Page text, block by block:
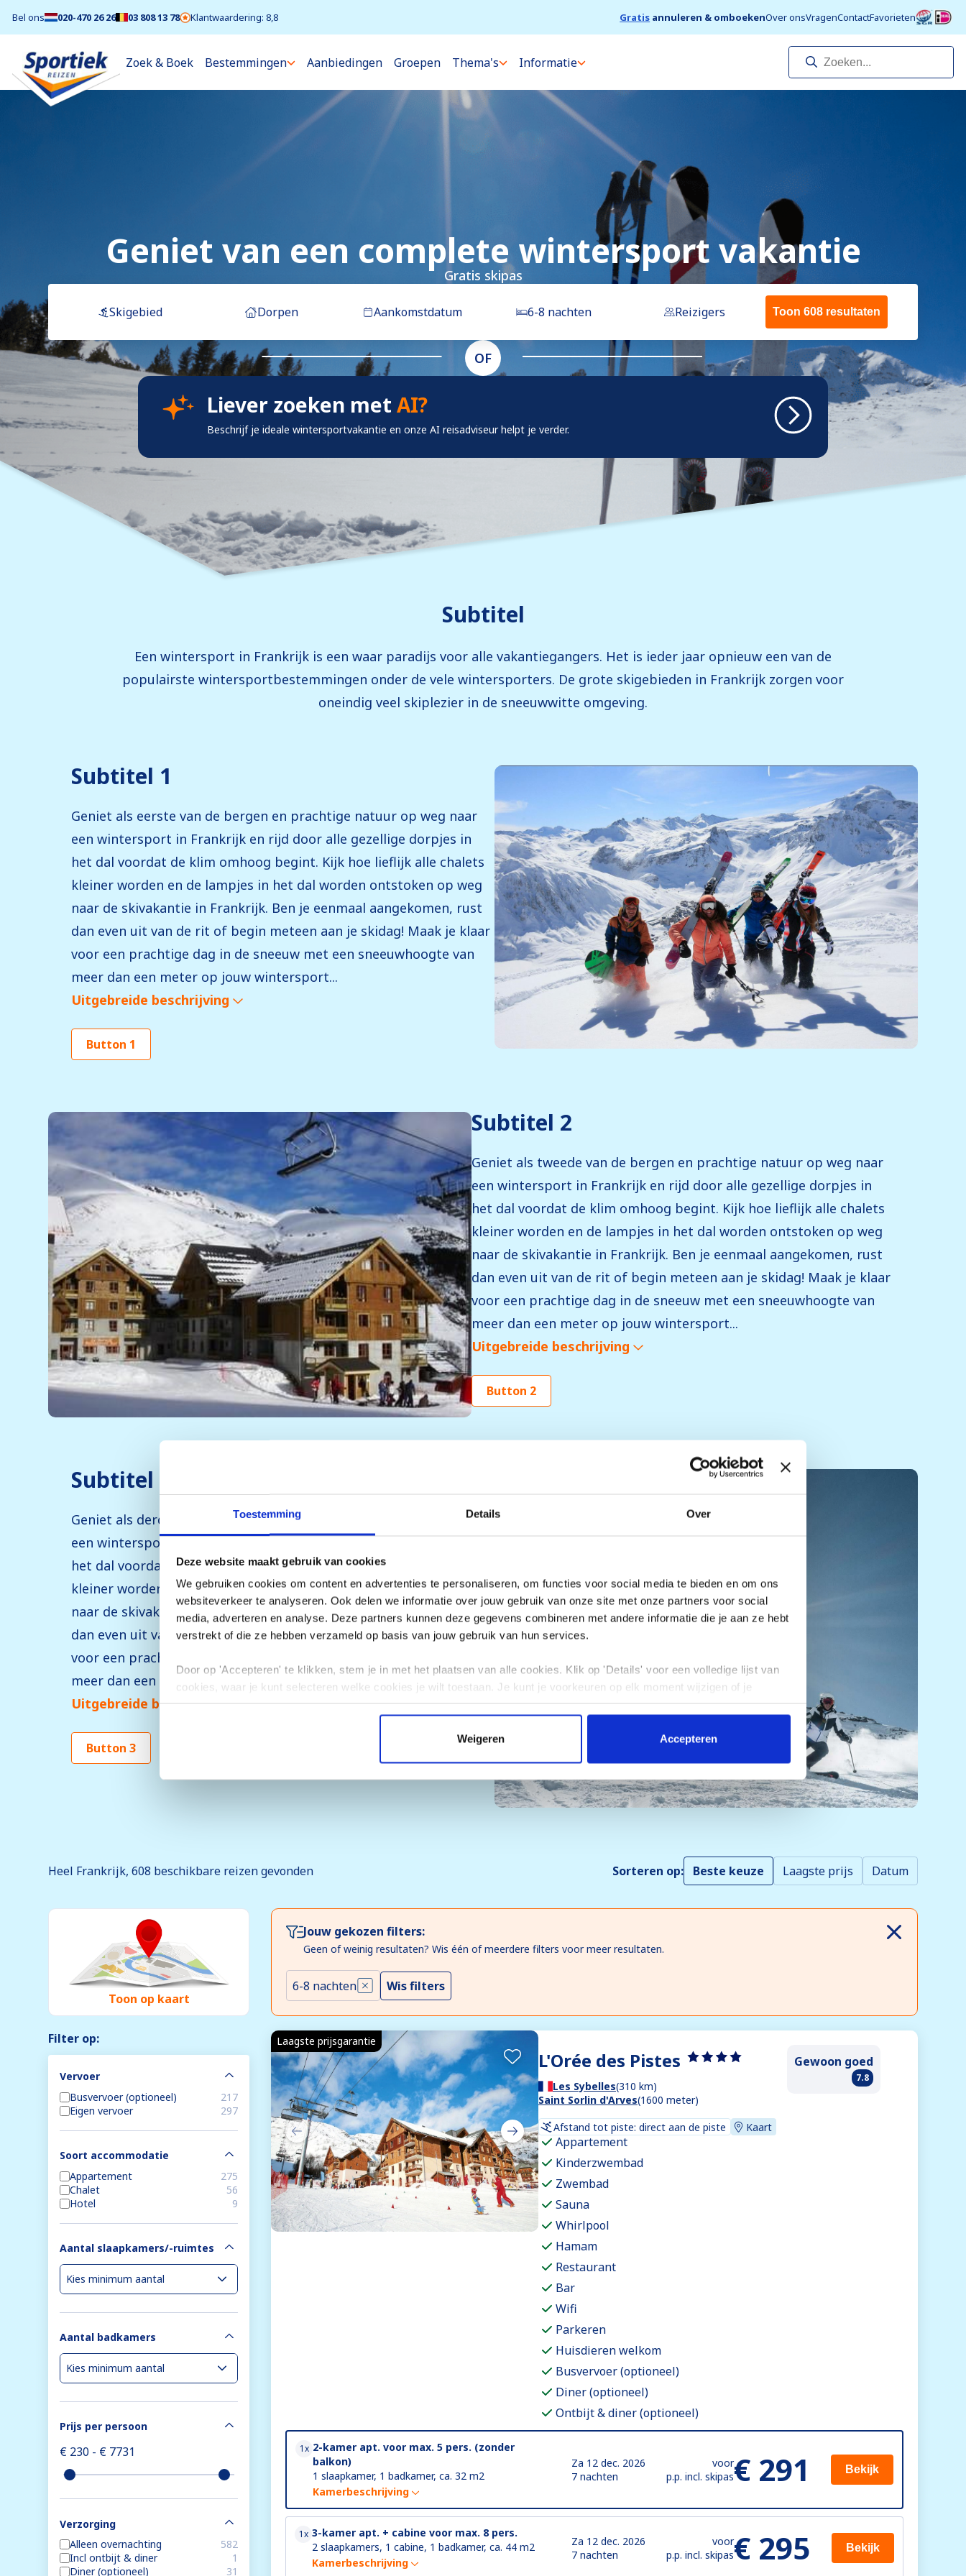
Toestemming Details Over
Deze website maakt gebruik van cookies
We gebruiken cookies om content en advertenties te personaliseren, om functies voor social media te bieden en om ons
websiteverkeer te analyseren. Ook delen we informatie over jouw gebruik van onze site met onze partners voor social
media, adverteren en analyse. Deze partners kunnen deze gegevens combineren met andere informatie die je aan ze hebt
verstrekt of die ze hebben verzameld op basis van jouw gebruik van hun services.
Door op 'Accepteren' te klikken, stem je in met het plaatsen van alle cookies. Klik op 'Details' voor een volledige lijst van
cookies, waar je kunt selecteren welke cookies je wilt toestaan. Je kunt je voorkeuren op elk moment wijzigen of je
Weigeren Accepteren
Bel ons 020-470 26 26 03 808 13 78 Klantwaardering: 8,8 Gratis annuleren & omboekenOver onsVragenContactFavorieten
Zoek & Boek Bestemmingen Aanbiedingen Groepen Thema's Informatie
Geniet van een complete wintersport vakantie
Gratis skipas
Skigebied Dorpen Aankomstdatum 6-8 nachten Reizigers Toon 608 resultaten
OF
Liever zoeken met AI?
Beschrijf je ideale wintersportvakantie en onze AI reisadviseur helpt je verder.
Subtitel
Een wintersport in Frankrijk is een waar paradijs voor alle vakantiegangers. Het is ieder jaar opnieuw een van de
populairste wintersportbestemmingen onder de vele wintersporters. De grote skigebieden in Frankrijk zorgen voor
oneindig veel skiplezier in de sneeuwwitte omgeving.
Subtitel 1
Geniet als eerste van de bergen en prachtige natuur op weg naar
een wintersport in Frankrijk en rijd door alle gezellige dorpjes in
het dal voordat de klim omhoog begint. Kijk hoe lieflijk alle chalets
kleiner worden en de lampjes in het dal worden ontstoken op weg
naar de skivakantie in Frankrijk. Ben je eenmaal aangekomen, rust
dan even uit van de rit of begin meteen aan je skidag! Maak je klaar
voor een prachtige dag in de sneeuw met een sneeuwhoogte van
meer dan een meter op jouw wintersport...
Uitgebreide beschrijving
Button 1
Subtitel 2
Geniet als tweede van de bergen en prachtige natuur op weg naar
een wintersport in Frankrijk en rijd door alle gezellige dorpjes in
het dal voordat de klim omhoog begint. Kijk hoe lieflijk alle chalets
kleiner worden en de lampjes in het dal worden ontstoken op weg
naar de skivakantie in Frankrijk. Ben je eenmaal aangekomen, rust
dan even uit van de rit of begin meteen aan je skidag! Maak je klaar
voor een prachtige dag in de sneeuw met een sneeuwhoogte van
meer dan een meter op jouw wintersport...
Uitgebreide beschrijving
Button 2
Subtitel 3
Geniet als derde van de bergen en prachtige natuur op weg naar
een wintersport in Frankrijk en rijd door alle gezellige dorpjes in
het dal voordat de klim omhoog begint. Kijk hoe lieflijk alle chalets
kleiner worden en de lampjes in het dal worden ontstoken op weg
naar de skivakantie in Frankrijk. Ben je eenmaal aangekomen, rust
dan even uit van de rit of begin meteen aan je skidag! Maak je klaar
voor een prachtige dag in de sneeuw met een sneeuwhoogte van
meer dan een meter op jouw wintersport in...
Uitgebreide beschrijving
Button 3
Heel Frankrijk, 608 beschikbare reizen gevonden Sorteren op: Beste keuze Laagste prijs Datum
Toon op kaart
Filter op:
Vervoer
Busvervoer (optioneel)
217
Eigen vervoer
297
Soort accommodatie
Appartement
275
Chalet
56
Hotel
9
Aantal slaapkamers/-ruimtes
Aantal badkamers
Prijs per persoon
Verzorging
Alleen overnachting
582
Incl ontbijt & diner
1
Diner (optioneel)
31
Jouw gekozen filters:
Geen of weinig resultaten? Wis één of meerdere filters voor meer resultaten.
6-8 nachten Wis filters
Laagste prijsgarantie
Gewoon goed
7.8
L'Orée des Pistes
Les Sybelles(310 km)
Saint Sorlin d'Arves(1600 meter)
Afstand tot piste: direct aan de piste
Kaart
Appartement
Kinderzwembad
Zwembad
Sauna
Whirlpool
Hamam
Restaurant
Bar
Wifi
Parkeren
Huisdieren welkom
Busvervoer (optioneel)
Diner (optioneel)
Ontbijt & diner (optioneel)
1x 2-kamer apt. voor max. 5 pers. (zonder
balkon)
1 slaapkamer, 1 badkamer, ca. 32 m2
Kamerbeschrijving
Za 12 dec. 2026
7 nachten
voor
p.p. incl. skipas€ 291 Bekijk
1x 3-kamer apt. + cabine voor max. 8 pers.
2 slaapkamers, 1 cabine, 1 badkamer, ca. 44 m2
Kamerbeschrijving
Za 12 dec. 2026
7 nachten
voor
p.p. incl. skipas€ 295 Bekijk